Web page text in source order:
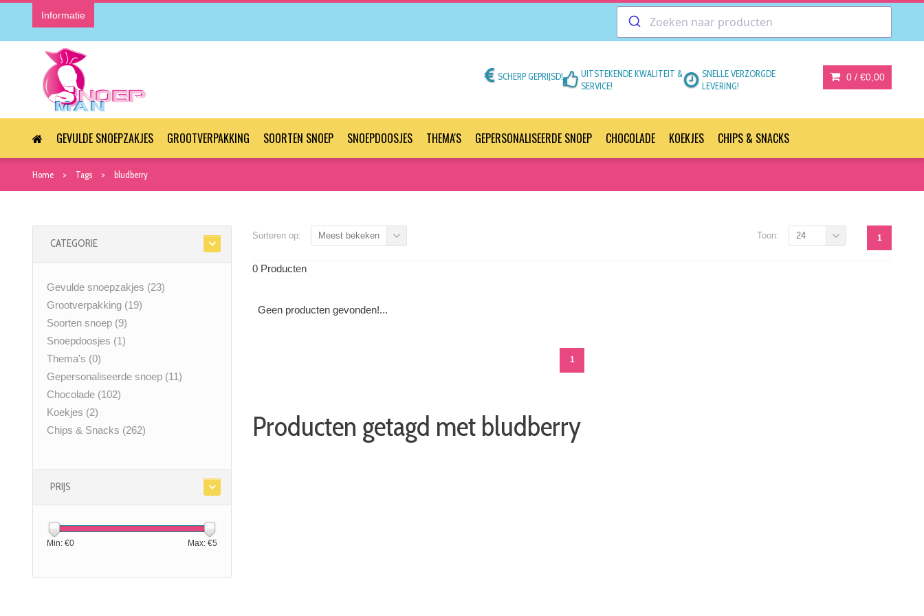
Informatie
SCHERP GEPRIJSD!
UITSTEKENDE KWALITEIT &
SERVICE!
SNELLE VERZORGDE
LEVERING!
0 / €0,00
GEVULDE SNOEPZAKJES GROOTVERPAKKING SOORTEN SNOEP SNOEPDOOSJES THEMA'S GEPERSONALISEERDE SNOEP CHOCOLADE KOEKJES CHIPS & SNACKS
Home Tags bludberry
CATEGORIE
Gevulde snoepzakjes (23)
Grootverpakking (19)
Soorten snoep (9)
Snoepdoosjes (1)
Thema's (0)
Gepersonaliseerde snoep (11)
Chocolade (102)
Koekjes (2)
Chips & Snacks (262)
PRIJS
Min: €0 Max: €5
Sorteren op: Meest bekeken 1
Toon: 24
0 Producten
Geen producten gevonden!...
1
Producten getagd met bludberry